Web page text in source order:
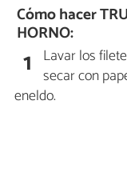
Cómo hacer
HORNO:
1 Lavar los
secar con
eneldo.